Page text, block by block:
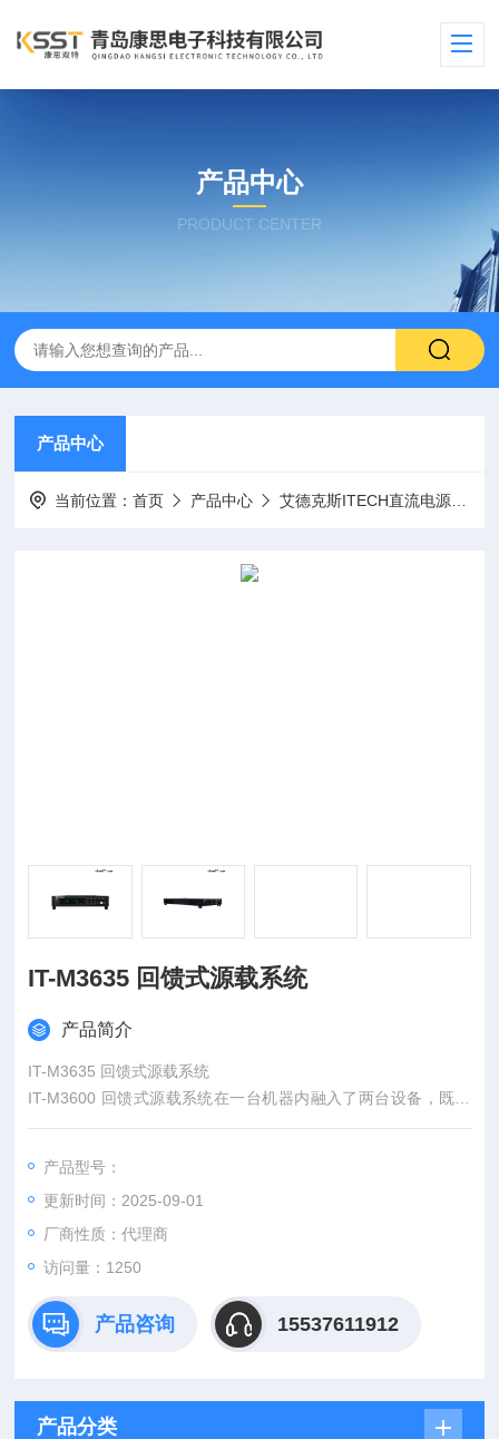
产品中心
PRODUCT CENTER
产品中心
当前位置：首页 产品中心 艾德克斯ITECH直流电源
IT-M3635 回馈式源载系统
产品简介
IT-M3635 回馈式源载系统
IT-M3600 回馈式源载系统在一台机器内融入了两台设备，既是
一台双向电源，也是一台回馈式负载，能量双向流动，一机多
交流电返回给电网。作为电源时，也可以被当做一台宽范围的双
向直流电源使用。
产品型号：
更新时间：2025-09-01
厂商性质：代理商
访问量：1250
产品咨询 15537611912
产品分类